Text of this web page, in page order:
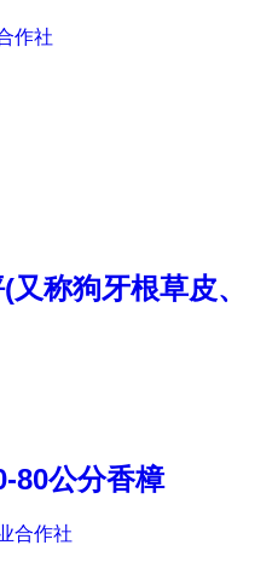
作社
称狗牙根草皮、
80公分香樟
合作社